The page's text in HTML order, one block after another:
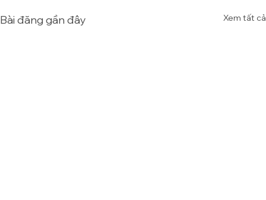
Bài đăng gần đây Xem tất cả